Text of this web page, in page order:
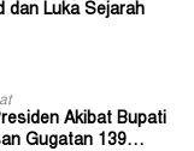
dan Luka Sejarah
Akibat Bupati
Gugatan 139